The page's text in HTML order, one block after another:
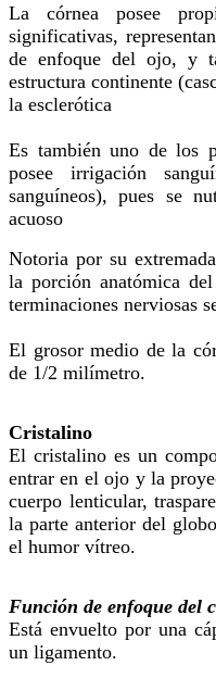
La córnea posee
significativas,
de enfoque del ojo, y
estructura continente
la esclerótica
Es también uno de los
posee irrigación
sanguíneos), pues se
acuoso
Notoria por su
la porción anatómica
terminaciones nerviosas
El grosor medio de la
de 1/2 milímetro.
Cristalino
El cristalino es un
entrar en el ojo y la
cuerpo lenticular,
la parte anterior del
el humor vítreo.
Función de enfoque del
Está envuelto por una
un ligamento.